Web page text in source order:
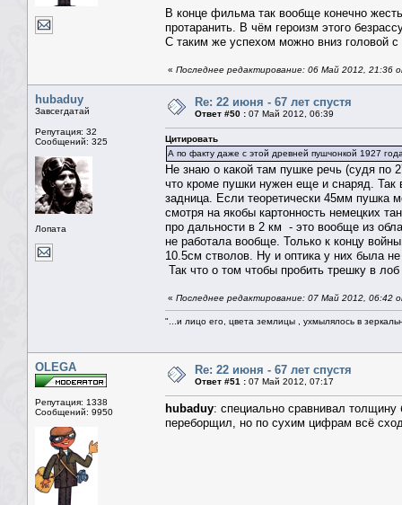
В конце фильма так вообще конечно жесть
протаранить. В чём героизм этого
С таким же успехом можно вниз головой с
« Последнее редактирование: 06 Май 2012, 21:36
hubaduy
Завсегдатай
Репутация: 32
Сообщений: 325
Лопата
Re: 22 июня - 67 лет спустя
Ответ #50 : 07 Май 2012, 06:39
Цитировать
А по факту даже с этой древней пушчонкой 1927
Не знаю о какой там пушке речь (судя по
что кроме пушки нужен еще и снаряд. Так
задница. Если теоретически 45мм пушка
смотря на якобы картонность немецких
про дальности в 2 км - это вообще из
не работала вообще. Только к концу
10.5см стволов. Ну и оптика у них была
Так что о том чтобы пробить трешку в
« Последнее редактирование: 07 Май 2012, 06:42
"...и лицо его, цвета землицы , ухмылялось в
OLEGA
Репутация: 1338
Сообщений: 9950
Re: 22 июня - 67 лет спустя
Ответ #51 : 07 Май 2012, 07:17
hubaduy: специально сравнивал толщину
переборщил, но по сухим цифрам всё